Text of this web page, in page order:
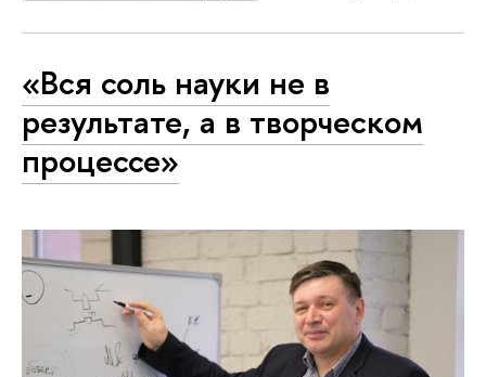
«Вся соль науки не в
результате, а в творческом
процессе»